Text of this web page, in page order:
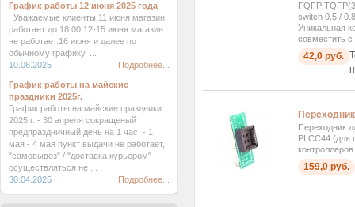
FQFP
switch 0.5 /
Уникальная
совместить
42,0 руб.
Переходник
PLCC44 (для
159,0 руб.
График работы 12 июня 2025 года
Уважаемые клиенты!11 июня магазин
работает до 18:00.12-15 июня магазин
не работает.16 июня и далее по
обычному графику. ...
10.06.2025
Подробнее...
График работы на майские
праздники 2025г.
График работы на майские праздники
2025 г.:- 30 апреля сокращеный
предпраздничный день на 1 час. - 1
мая - 4 мая пункт выдачи не работает,
"самовывоз" / "доставка курьером"
осуществляться не ...
30.04.2025
Подробнее...